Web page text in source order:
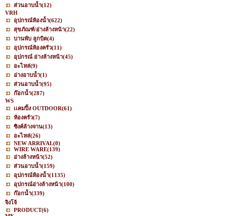
ส่วนอาบน้ำ(12)
VRH
อุปกรณ์ห้องน้ำ(622)
สุขภัณฑ์/อ่างล้างหน้า(22)
บานพับ ลูกบิด(4)
อุปกรณ์ห้องครัว(11)
อุปกรณ์ อ่างล้างหน้า(45)
อะไหล่(9)
อ่างอาบน้ำ(1)
ส่วนอาบน้ำ(95)
ก๊อกน้ำ(287)
WS
เเคมปิ้ง OUTDOOR(61)
ห้องครัว(7)
ซิงค์ล้างจาน(13)
อะไหล่(26)
NEW ARRIVAL(0)
WIRE WARE(139)
อ่างล้างหน้า(52)
ส่วนอาบน้ำ(159)
อุปกรณ์ห้องน้ำ(1135)
อุปกรณ์อ่างล้างหน้า(100)
ก๊อกน้ำ(339)
จิงโจ้
PRODUCT(6)